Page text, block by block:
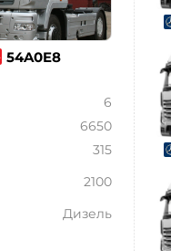
54A0E8
6
6650
315
2100
Дизель